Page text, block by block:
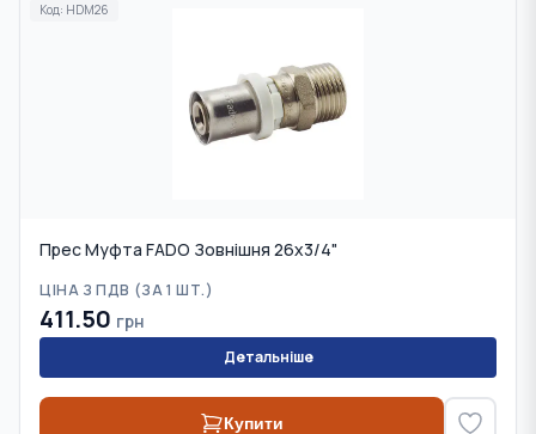
Код: HDM26
Прес Муфта FADO Зовнішня 26x3/4"
ЦІНА З ПДВ (ЗА 1 ШТ.)
411.50 грн
Детальніше
Купити